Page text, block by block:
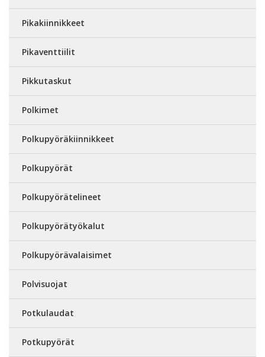
Pikakiinnikkeet
Pikaventtiilit
Pikkutaskut
Polkimet
Polkupyöräkiinnikkeet
Polkupyörät
Polkupyörätelineet
Polkupyörätyökalut
Polkupyörävalaisimet
Polvisuojat
Potkulaudat
Potkupyörät